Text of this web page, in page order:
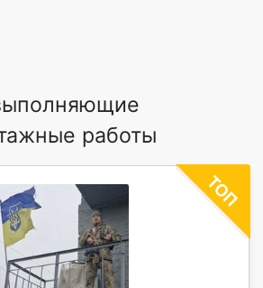
работы